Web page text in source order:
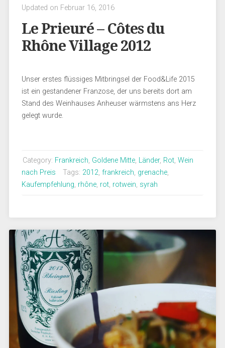
Updated on Februar 16, 2016
Le Prieuré – Côtes du
Rhône Village 2012
Unser erstes flüssiges Mitbringsel der Food&Life 2015
ist ein gestandener Franzose, der uns bereits dort am
Stand des Weinhauses Anheuser wärmstens ans Herz
gelegt wurde.
Category: Frankreich, Goldene Mitte, Länder, Rot, Wein
nach Preis
Tags: 2012, frankreich, grenache,
Kaufempfehlung, rhône, rot, rotwein, syrah